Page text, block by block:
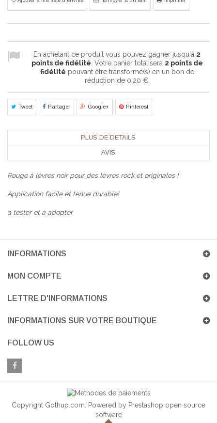
En achetant ce produit vous pouvez gagner jusqu'à 2
points de fidélité . Votre panier totalisera 2 points de
fidélité pouvant être transformé(s) en un bon de
réduction de 0,20 €.
Tweet Partager Google+ Pinterest
PLUS DE DETAILS
AVIS
Rouge à lèvres noir pour des lèvres rock et originales !
Application facile et tenue durable!
a tester et à adopter
INFORMATIONS
MON COMPTE
LETTRE D'INFORMATIONS
INFORMATIONS SUR VOTRE BOUTIQUE
FOLLOW US
Copyright Gothup.com. Powered by Prestashop open source
software